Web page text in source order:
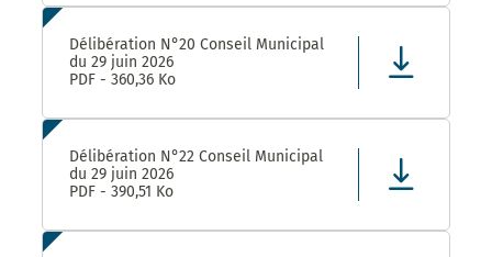
Délibération N°20 Conseil Municipal
du 29 juin 2026
PDF - 360,36 Ko
Délibération N°22 Conseil Municipal
du 29 juin 2026
PDF - 390,51 Ko